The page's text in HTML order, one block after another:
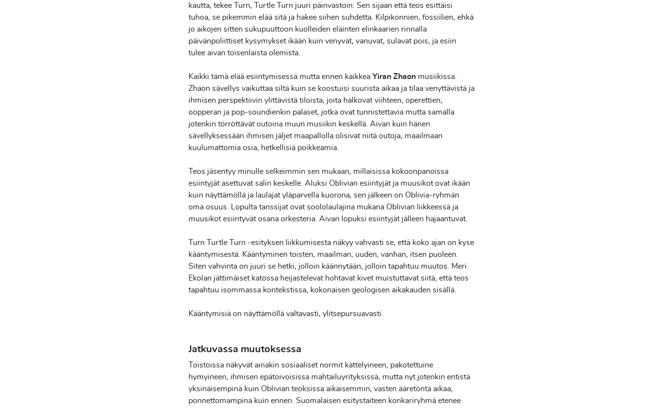
kautta, tekee Turn, Turtle Turn juuri päinvastoin. Sen sijaan että teos esittäisi
tuhoa, se pikemmin elää sitä ja hakee siihen suhdetta. Kilpikonnien, fossiilien, ehkä
jo aikojen sitten sukupuuttoon kuolleiden eläinten elinkaarien rinnalla
päivänpoliittiset kysymykset ikään kuin venyvät, vanuvat, sulavat pois, ja esiin
tulee aivan toisenlaista olemista.
Kaikki tämä elää esiintymisessä mutta ennen kaikkea Yiran Zhaon musiikissa.
Zhaon sävellys vaikuttaa siltä kuin se koostuisi suurista aikaa ja tilaa venyttävistä ja
ihmisen perspektiivin ylittävistä tiloista, joita halkovat viihteen, operettien,
oopperan ja pop-soundienkin palaset, jotka ovat tunnistettavia mutta samalla
jotenkin törröttävät outoina muun musiikin keskellä. Aivan kuin hänen
sävellyksessään ihmisen jäljet maapallolla olisivat niitä outoja, maailmaan
kuulumattomia osia, hetkellisiä poikkeamia.
Teos jäsentyy minulle selkeimmin sen mukaan, millaisissa kokoonpanoissa
esiintyjät asettuvat salin keskelle. Aluksi Oblivian esiintyjät ja muusikot ovat ikään
kuin näyttämöllä ja laulajat yläparvella kuorona, sen jälkeen on Oblivia-ryhmän
oma osuus. Lopulta tanssijat ovat soololaulajina mukana Oblivian liikkeessä ja
muusikot esiintyvät osana orkesteria. Aivan lopuksi esiintyjät jälleen hajaantuvat.
Turn Turtle Turn -esityksen liikkumisesta näkyy vahvasti se, että koko ajan on kyse
kääntymisestä. Kääntyminen toisten, maailman, uuden, vanhan, itsen puoleen.
Siten vahvinta on juuri se hetki, jolloin käännytään, jolloin tapahtuu muutos. Meri
Ekolan jättimäiset katossa heijastelevat hohtavat kivet muistuttavat siitä, että teos
tapahtuu isommassa kontekstissa, kokonaisen geologisen aikakauden sisällä.
Kääntymisiä on näyttämöllä valtavasti, ylitsepursuavasti.
Jatkuvassa muutoksessa
Toistoissa näkyvät ainakin sosiaaliset normit kättelyineen, pakotettuine
hymyineen, ihmisen epätoivoisissa mahtailuyrityksissä, mutta nyt jotenkin entistä
yksinäisempinä kuin Oblivian teoksissa aikaisemmin, vasten ääretöntä aikaa,
ponnettomampina kuin ennen. Suomalaisen esitystaiteen konkariryhmä etenee